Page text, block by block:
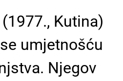
Kutina)
umjetnošću
Njegov